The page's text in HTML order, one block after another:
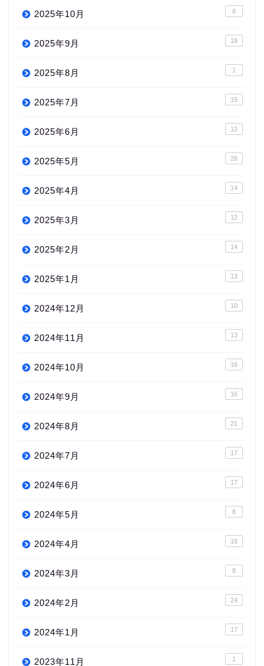
2025年10月 8
2025年9月 18
2025年8月 1
2025年7月 15
2025年6月 12
2025年5月 28
2025年4月 14
2025年3月 12
2025年2月 14
2025年1月 13
2024年12月 10
2024年11月 13
2024年10月 16
2024年9月 16
2024年8月 21
2024年7月 17
2024年6月 17
2024年5月 8
2024年4月 18
2024年3月 8
2024年2月 24
2024年1月 17
2023年11月 1